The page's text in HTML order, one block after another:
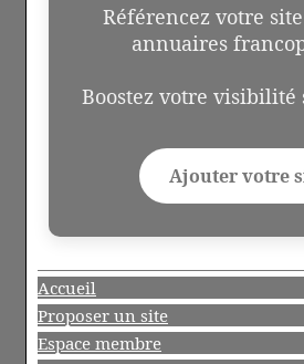
Référencez votre
annuaires
Boostez votre visibilité
Ajouter votre
Accueil
Proposer un site
Espace membre